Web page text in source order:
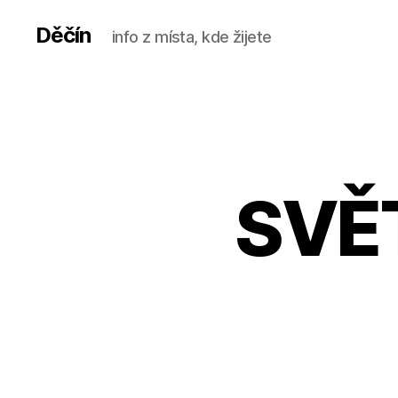
Děčín info z místa, kde žijete